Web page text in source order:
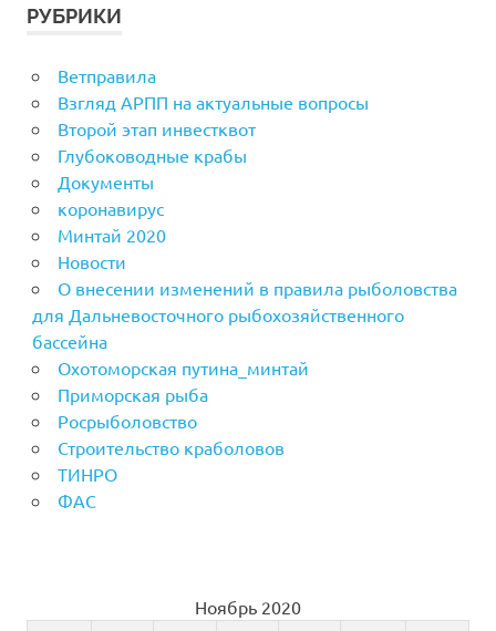
РУБРИКИ
Ветправила
Взгляд АРПП на актуальные вопросы
Второй этап инвестквот
Глубоководные крабы
Документы
коронавирус
Минтай 2020
Новости
О внесении изменений в правила рыболовства
для Дальневосточного рыбохозяйственного
бассейна
Охотоморская путина_минтай
Приморская рыба
Росрыболовство
Строительство краболовов
ТИНРО
ФАС
Ноябрь 2020